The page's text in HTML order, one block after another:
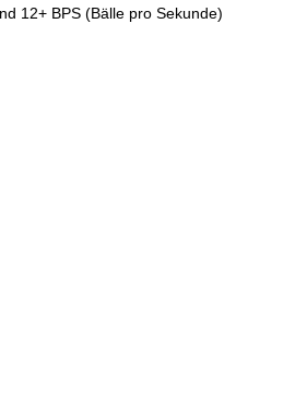
12+ BPS (Bälle pro Sekunde)